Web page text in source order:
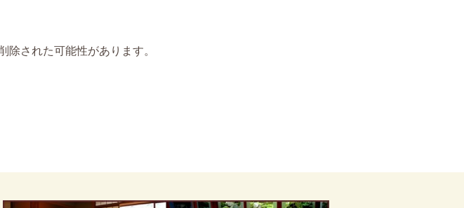
除された可能性があります。